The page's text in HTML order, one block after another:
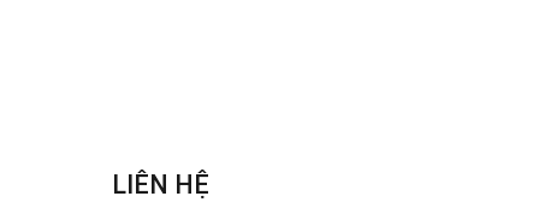
LIÊN HỆ